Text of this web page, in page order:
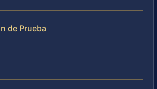
de Prueba